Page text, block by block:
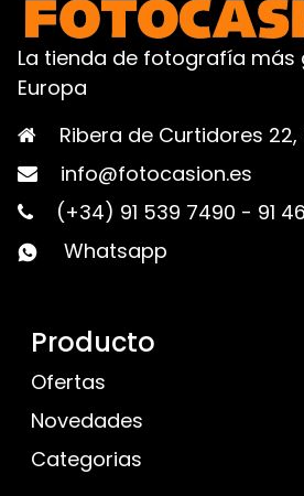
La tienda de fotografía más
Europa
Ribera de Curtidores
info@fotocasion.es
(+34) 91 539 7490 - 91
Whatsapp
Producto
Ofertas
Novedades
Categorias